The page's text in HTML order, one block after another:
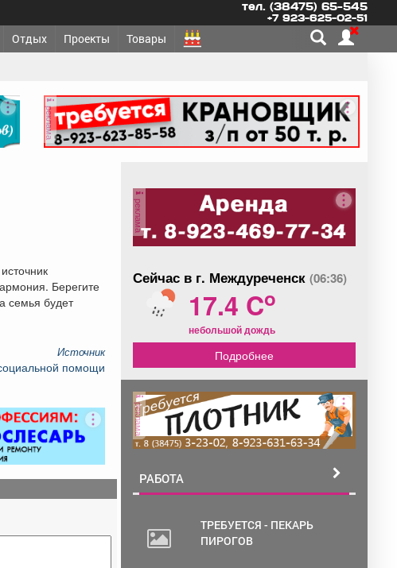
тел. (38475) 65-545
+7 923-625-02-51
Отдых Проекты Товары
реклама
Берегите
семья будет
Источник
помощи
реклама
Сейчас в г. Междуреченск (06:36)
17.4 Co
небольшой дождь
Подробнее
реклама
РАБОТА
ТРЕБУЕТСЯ - ПЕКАРЬ
ПИРОГОВ